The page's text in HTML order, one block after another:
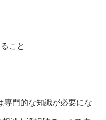
こと
門的な知識が必要にな